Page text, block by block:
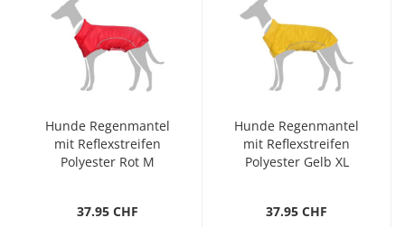
Hunde Regenmantel
mit Reflexstreifen
Polyester Rot M
37.95 CHF
Hunde Regenmantel
mit Reflexstreifen
Polyester Gelb XL
37.95 CHF